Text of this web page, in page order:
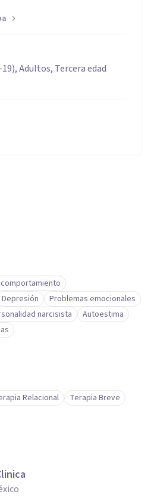
Adultos, Tercera edad
Depresión
Problemas emocionales
narcisista
Autoestima
Relacional Terapia Breve